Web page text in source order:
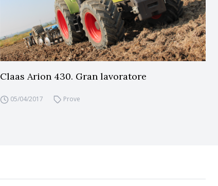
Claas Arion 430. Gran lavoratore
05/04/2017 Prove